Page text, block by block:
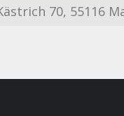
70, 55116